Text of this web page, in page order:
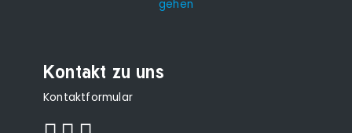
Kontakt zu uns
Kontaktformular